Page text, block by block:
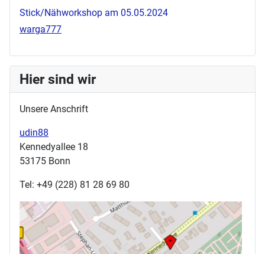
Stick/Nähworkshop am 05.05.2024
warga777
Hier sind wir
Unsere Anschrift
udin88
Kennedyallee 18
53175 Bonn
Tel: +49 (228) 81 28 69 80